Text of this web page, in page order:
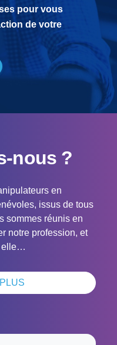
pour vous
de votre
nous ?
en
issus de tous
sommes réunis en
notre profession, et
elle…